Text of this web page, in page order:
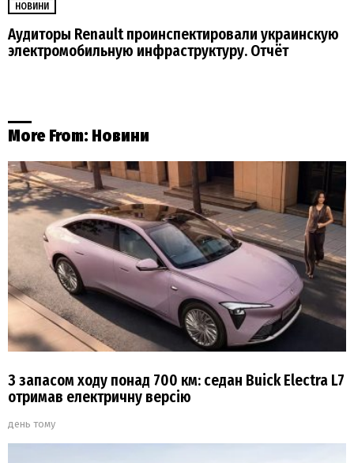
НОВИНИ
Аудиторы Renault проинспектировали украинскую
электромобильную инфраструктуру. Отчёт
More From: Новини
З запасом ходу понад 700 км: седан Buick Electra L7
отримав електричну версію
день тому